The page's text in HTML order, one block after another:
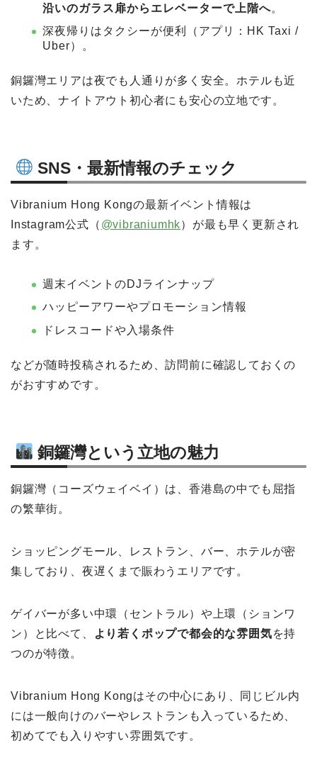
沿いのガラス扉からエレベーターで上階へ。
深夜帰りはタクシーが便利（アプリ：HK Taxi /
Uber）。
銅鑼灣エリアは夜でも人通りが多く安全。ホテルも近
いため、ナイトアウト初心者にも安心の立地です。
SNS・最新情報のチェック
Vibranium Hong Kongの最新イベント情報は
Instagram公式（ @vibraniumhk）が最も早く更新され
ます。
週末イベントのDJラインナップ
ハッピーアワーやプロモーション情報
ドレスコードや入場条件
などが随時投稿されるため、訪問前に確認しておくの
がおすすめです。
銅鑼灣という立地の魅力
銅鑼灣（コーズウェイベイ）は、香港島の中でも屈指
の繁華街。
ショッピングモール、レストラン、バー、ホテルが密
集しており、夜遅くまで賑わうエリアです。
ゲイバーが多い中環（セントラル）や上環（ションワ
ン）と比べて、
より若くポップで都会的な雰囲気を持
つのが特徴。
Vibranium Hong Kongはその中心にあり、同じビル内
には一般向けのバーやレストランも入っているため、
初めてでも入りやすい雰囲気です。